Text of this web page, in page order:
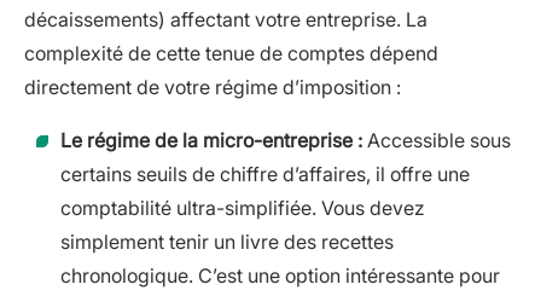
décaissements) affectant votre entreprise. La
complexité de cette tenue de comptes dépend
directement de votre régime d’imposition :
Le régime de la micro-entreprise : Accessible sous
certains seuils de chiffre d’affaires, il offre une
comptabilité ultra-simplifiée. Vous devez
simplement tenir un livre des recettes
chronologique. C’est une option intéressante pour